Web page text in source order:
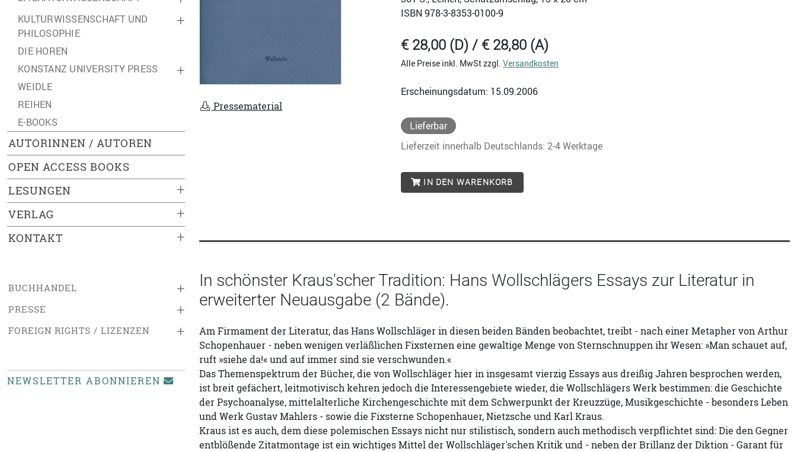
+
KULTURWISSENSCHAFT UND
PHILOSOPHIE
DIE HOREN
+
KONSTANZ UNIVERSITY PRESS
WEIDLE
REIHEN
E-BOOKS
AUTORINNEN / AUTOREN
OPEN ACCESS BOOKS
+
LESUNGEN
+
VERLAG
+
KONTAKT
+
BUCHHANDEL
+
PRESSE
+
FOREIGN RIGHTS / LIZENZEN
NEWSLETTER ABONNIEREN
Pressematerial
ISBN 978-3-8353-0100-9
€ 28,00 (D) / € 28,80 (A)
Alle Preise inkl. MwSt zzgl. Versandkosten
Erscheinungsdatum: 15.09.2006
Lieferbar
Lieferzeit innerhalb Deutschlands: 2-4 Werktage
IN DEN WARENKORB
In schönster Kraus'scher Tradition: Hans Wollschlägers Essays zur Literatur in
erweiterter Neuausgabe (2 Bände).
Am Firmament der Literatur, das Hans Wollschläger in diesen beiden Bänden beobachtet, treibt - nach einer Metapher von Arthur
Schopenhauer - neben wenigen verläßlichen Fixsternen eine gewaltige Menge von Sternschnuppen ihr Wesen: »Man schauet auf,
ruft »siehe da!« und auf immer sind sie verschwunden.«
Das Themenspektrum der Bücher, die von Wollschläger hier in insgesamt vierzig Essays aus dreißig Jahren besprochen werden,
ist breit gefächert, leitmotivisch kehren jedoch die Interessengebiete wieder, die Wollschlägers Werk bestimmen: die Geschichte
der Psychoanalyse, mittelalterliche Kirchengeschichte mit dem Schwerpunkt der Kreuzzüge, Musikgeschichte - besonders Leben
und Werk Gustav Mahlers - sowie die Fixsterne Schopenhauer, Nietzsche und Karl Kraus.
Kraus ist es auch, dem diese polemischen Essays nicht nur stilistisch, sondern auch methodisch verpflichtet sind: Die den Gegner
entblößende Zitatmontage ist ein wichtiges Mittel der Wollschläger'schen Kritik und - neben der Brillanz der Diktion - Garant für